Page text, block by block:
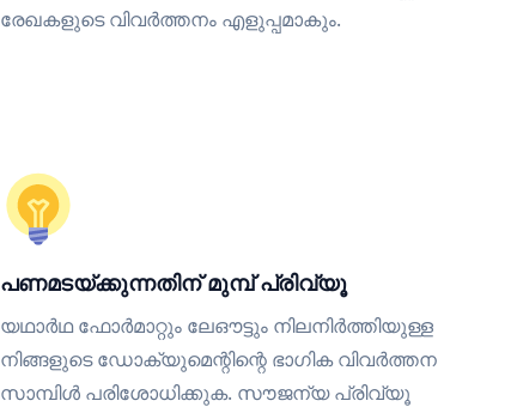
രേഖകളുടെ വിവർത്തനം എളുപ്പമാകും.
പണമടയ്ക്കുന്നതിന് മുമ്പ് പ്രിവ്യൂ
യഥാർഥ ഫോർമാറ്റും ലേഔട്ടും നിലനിർത്തിയുള്ള
നിങ്ങളുടെ ഡോക്യുമെന്റിന്റെ ഭാഗിക വിവർത്തന
സാമ്പിൾ പരിശോധിക്കുക. സൗജന്യ പ്രിവ്യൂ